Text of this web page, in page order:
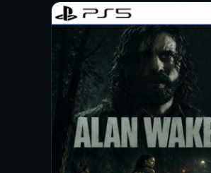
product
has
multiple
variants.
The
options
may
be